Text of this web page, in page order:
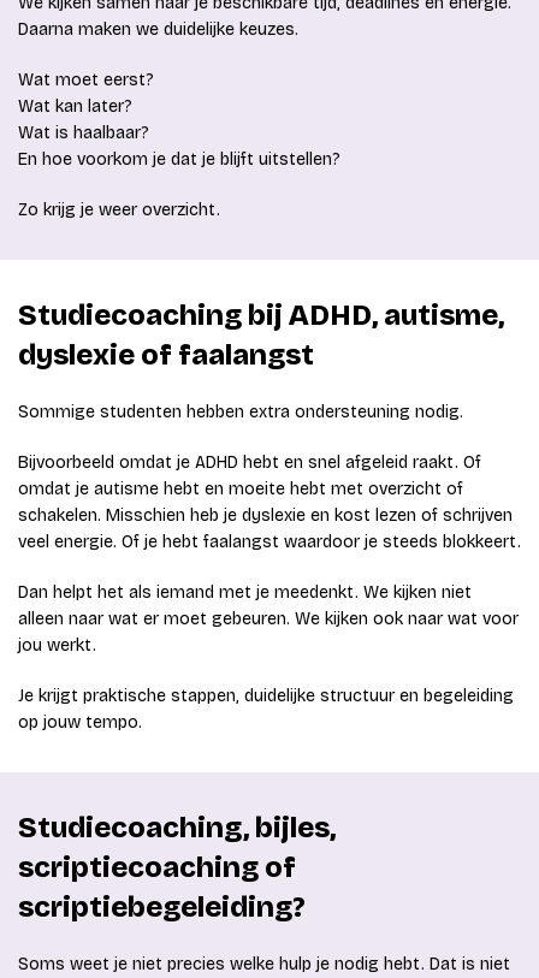
Daarna maken we duidelijke keuzes.
Wat moet eerst?
Wat kan later?
Wat is haalbaar?
En hoe voorkom je dat je blijft uitstellen?
Zo krijg je weer overzicht.
Studiecoaching bij ADHD, autisme,
dyslexie of faalangst
Sommige studenten hebben extra ondersteuning nodig.
Bijvoorbeeld omdat je ADHD hebt en snel afgeleid raakt. Of
omdat je autisme hebt en moeite hebt met overzicht of
schakelen. Misschien heb je dyslexie en kost lezen of schrijven
veel energie. Of je hebt faalangst waardoor je steeds blokkeert.
Dan helpt het als iemand met je meedenkt. We kijken niet
alleen naar wat er moet gebeuren. We kijken ook naar wat voor
jou werkt.
Je krijgt praktische stappen, duidelijke structuur en begeleiding
op jouw tempo.
Studiecoaching, bijles,
scriptiecoaching of
scriptiebegeleiding?
Soms weet je niet precies welke hulp je nodig hebt. Dat is niet